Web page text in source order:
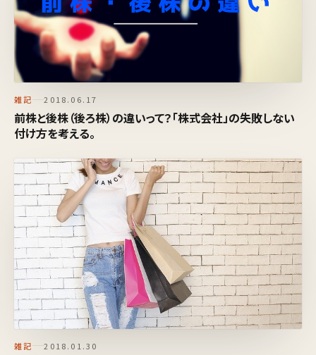
雑記 2018.06.17
前株と後株（後ろ株）の違いって？「株式会社」の失敗しない
付け方を考える。
雑記 2018.01.30